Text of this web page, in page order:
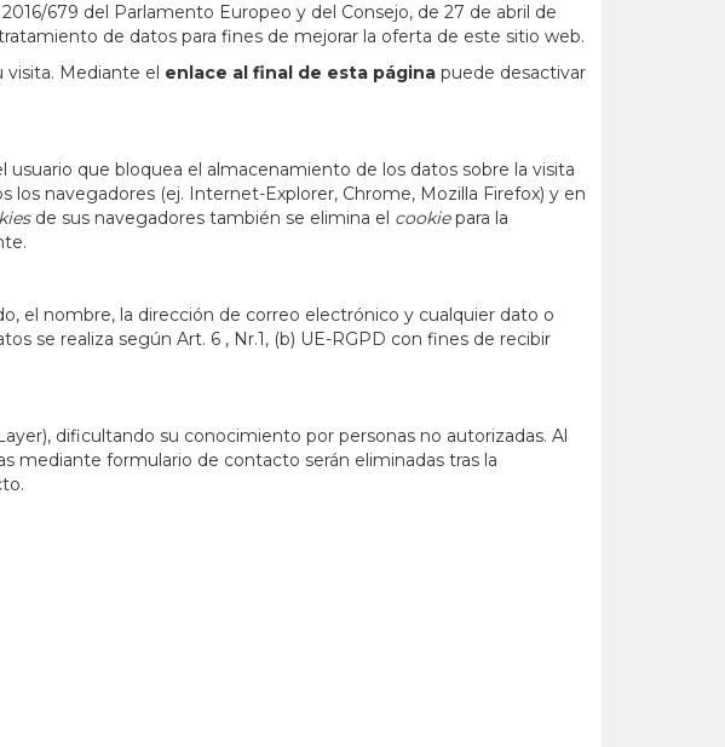
679 del Parlamento Europeo y del Consejo, de 27 de abril de
de datos para fines de mejorar la oferta de este sitio web.
Mediante el enlace al final de esta página puede desactivar
que bloquea el almacenamiento de los datos sobre la visita
los navegadores (ej. Internet-Explorer, Chrome, Mozilla Firefox) y en
de sus navegadores también se elimina el cookiepara la
el nombre, la dirección de correo electrónico y cualquier dato o
se realiza según Art. 6 , Nr.1, (b) UE-RGPD con fines de recibir
dificultando su conocimiento por personas no autorizadas. Al
mediante formulario de contacto serán eliminadas tras la